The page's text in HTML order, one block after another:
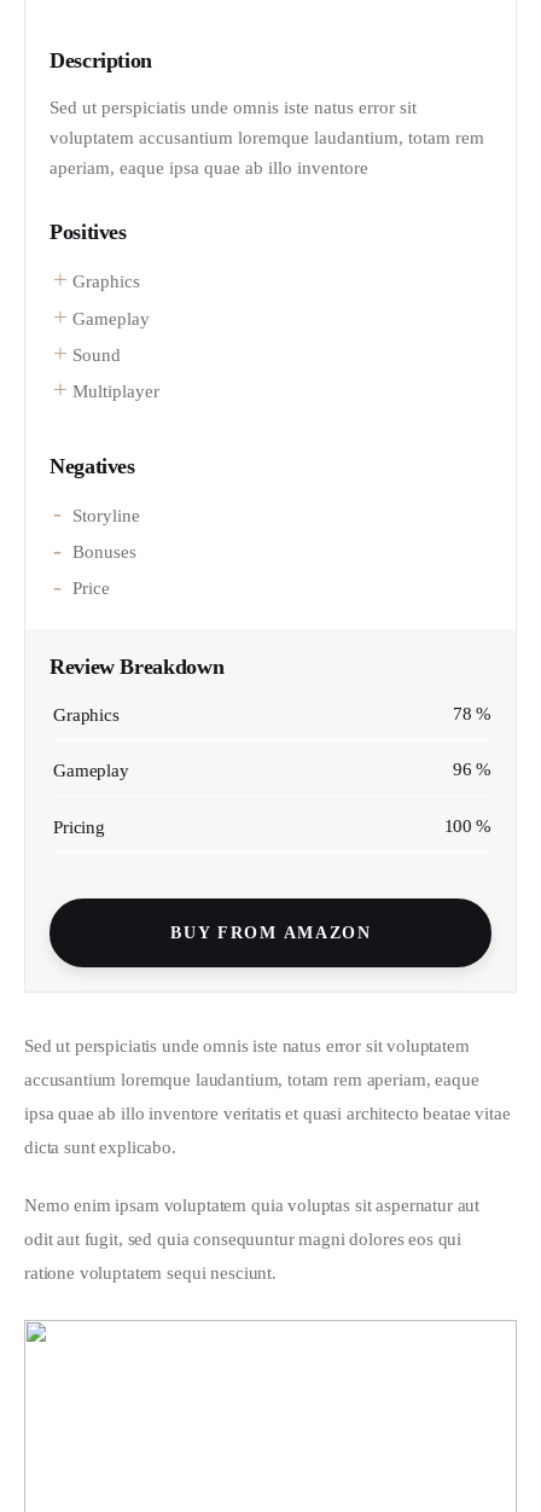
Description
Sed ut perspiciatis unde omnis iste natus error sit
voluptatem accusantium loremque laudantium, totam rem
aperiam, eaque ipsa quae ab illo inventore
Positives
Graphics
Gameplay
Sound
Multiplayer
Negatives
Storyline
Bonuses
Price
Review Breakdown
Graphics 78
Gameplay 96
Pricing 100
BUY FROM AMAZON
Sed ut perspiciatis unde omnis iste natus error sit voluptatem
accusantium loremque laudantium, totam rem aperiam, eaque
ipsa quae ab illo inventore veritatis et quasi architecto beatae vitae
dicta sunt explicabo.
Nemo enim ipsam voluptatem quia voluptas sit aspernatur aut
odit aut fugit, sed quia consequuntur magni dolores eos qui
ratione voluptatem sequi nesciunt.